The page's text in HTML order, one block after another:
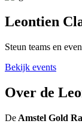
Leontien
Steun teams en
Bekijk events
Over de
De Amstel Gold